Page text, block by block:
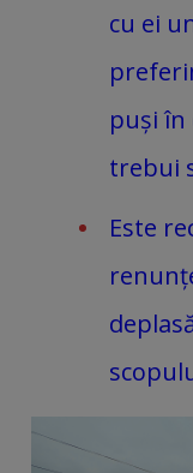
cu ei
puși în
trebui
Este